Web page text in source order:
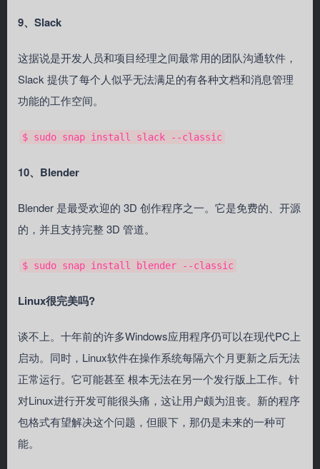
9、Slack
这据说是开发人员和项目经理之间最常用的团队沟通软件，
Slack 提供了每个人似乎无法满足的有各种文档和消息管理
功能的工作空间。
$ sudo snap install slack --classic
10、Blender
Blender 是最受欢迎的 3D 创作程序之一。它是免费的、开源
的，并且支持完整 3D 管道。
$ sudo snap install blender --classic
Linux很完美吗?
谈不上。十年前的许多Windows应用程序仍可以在现代PC上
启动。同时，Linux软件在操作系统每隔六个月更新之后无法
正常运行。它可能甚至 根本无法在另一个发行版上工作。针
对Linux进行开发可能很头痛，这让用户颇为沮丧。新的程序
包格式有望解决这个问题，但眼下，那仍是未来的一种可
能。